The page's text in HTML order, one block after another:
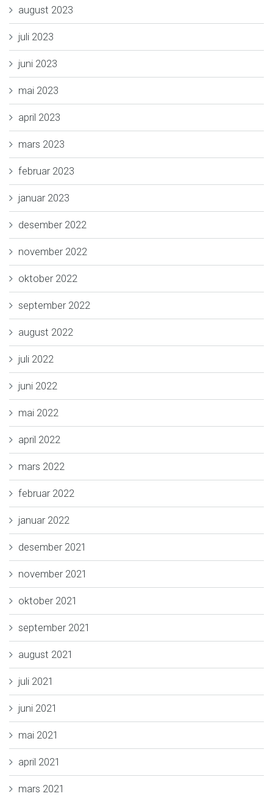
august 2023
juli 2023
juni 2023
mai 2023
april 2023
mars 2023
februar 2023
januar 2023
desember 2022
november 2022
oktober 2022
september 2022
august 2022
juli 2022
juni 2022
mai 2022
april 2022
mars 2022
februar 2022
januar 2022
desember 2021
november 2021
oktober 2021
september 2021
august 2021
juli 2021
juni 2021
mai 2021
april 2021
mars 2021